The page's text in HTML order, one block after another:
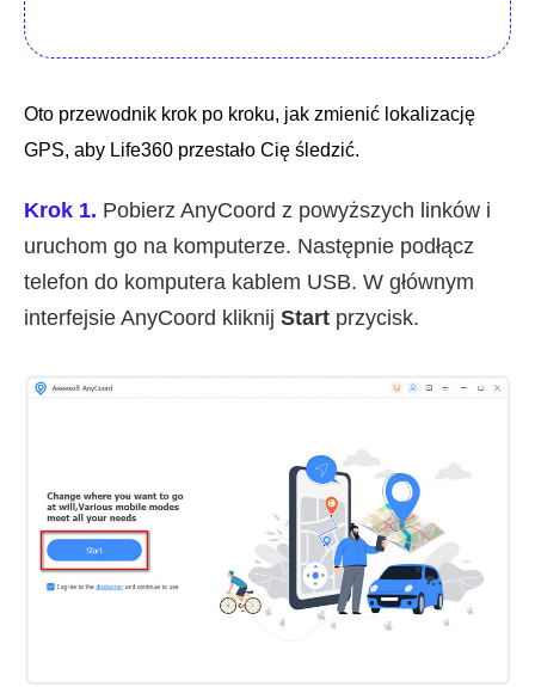
Oto przewodnik krok po kroku, jak zmienić lokalizację
GPS, aby Life360 przestało Cię śledzić.
Krok 1. Pobierz AnyCoord z powyższych linków i
uruchom go na komputerze. Następnie podłącz
telefon do komputera kablem USB. W głównym
interfejsie AnyCoord kliknij Start przycisk.